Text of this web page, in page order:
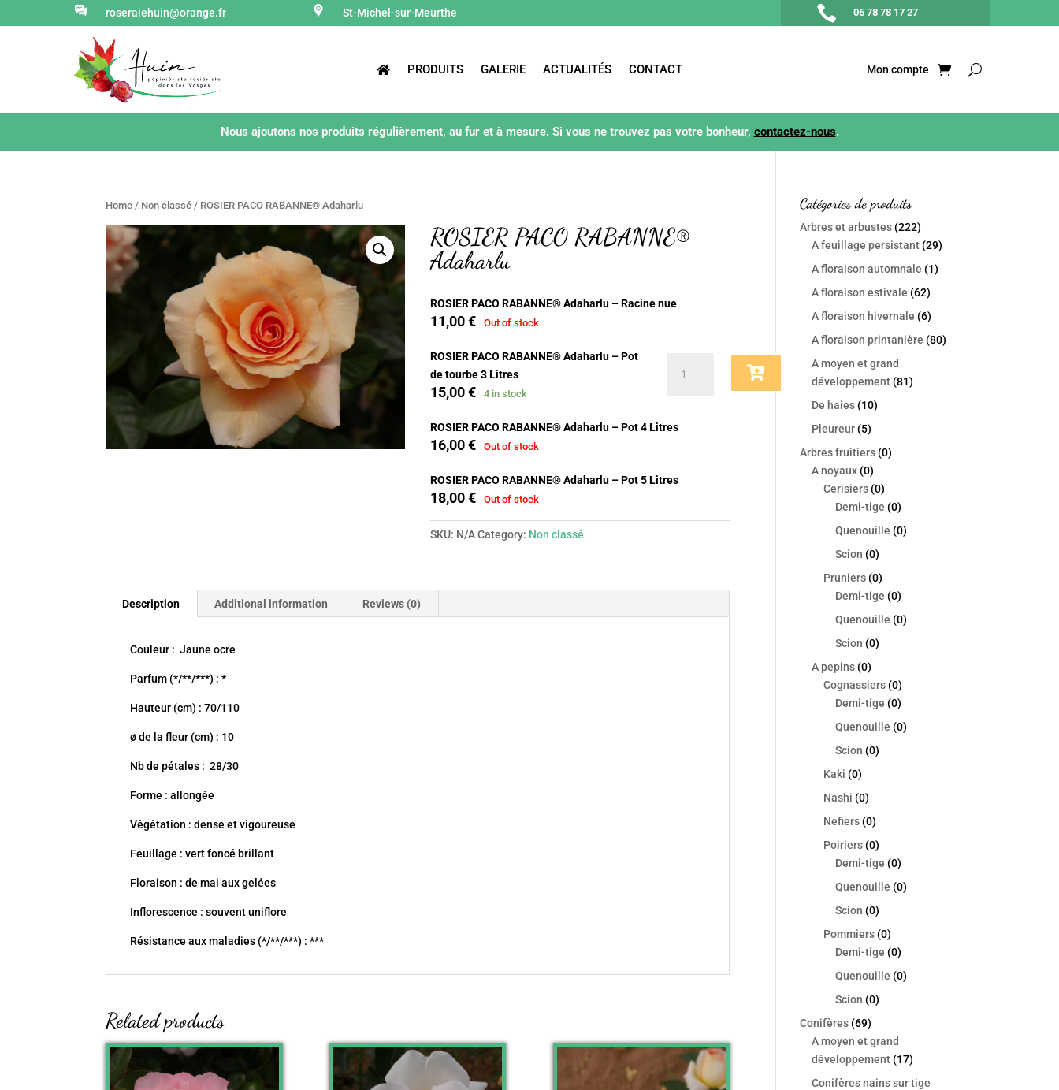
roseraiehuin@orange.fr St-Michel-sur-Meurthe  06 78 78 17 27
PRODUITS GALERIE ACTUALITÉS CONTACT Mon compte
Nous ajoutons nos produits régulièrement, au fur et à mesure. Si vous ne trouvez pas votre bonheur, contactez-nous.
Home / Non classé / ROSIER PACO RABANNE® Adaharlu
ROSIER PACO RABANNE®
Adaharlu
ROSIER PACO RABANNE® Adaharlu – Racine nue
11,00€ Out of stock
ROSIER PACO RABANNE® Adaharlu – Pot
de tourbe 3 Litres
15,00€ 4 in stock
PACO
quantity
ROSIER PACO RABANNE® Adaharlu – Pot 4 Litres
16,00€ Out of stock
ROSIER PACO RABANNE® Adaharlu – Pot 5 Litres
18,00€ Out of stock
SKU: N/ACategory: Non classé
Description Additional information Reviews (0)
Couleur : Jaune ocre
Parfum (*/**/***) : *
Hauteur (cm) : 70/110
ø de la fleur (cm) : 10
Nb de pétales : 28/30
Forme : allongée
Végétation : dense et vigoureuse
Feuillage : vert foncé brillant
Floraison : de mai aux gelées
Inflorescence : souvent uniflore
Résistance aux maladies (*/**/***) : ***
Related products
Catégories de produits
Arbres et arbustes(222)
A feuillage persistant(29)
A floraison automnale (1)
A floraison estivale (62)
A floraison hivernale (6)
A floraison printanière (80)
A moyen et grand
développement(81)
De haies(10)
Pleureur(5)
Arbres fruitiers(0)
A noyaux(0)
Cerisiers(0)
Demi-tige (0)
Quenouille (0)
Scion (0)
Pruniers(0)
Demi-tige (0)
Quenouille (0)
Scion (0)
A pepins(0)
Cognassiers(0)
Demi-tige (0)
Quenouille (0)
Scion (0)
Kaki (0)
Nashi (0)
Nefiers(0)
Poiriers(0)
Demi-tige (0)
Quenouille (0)
Scion (0)
Pommiers(0)
Demi-tige (0)
Quenouille (0)
Scion (0)
Conifères(69)
A moyen et grand
développement(17)
Conifères nains sur tige